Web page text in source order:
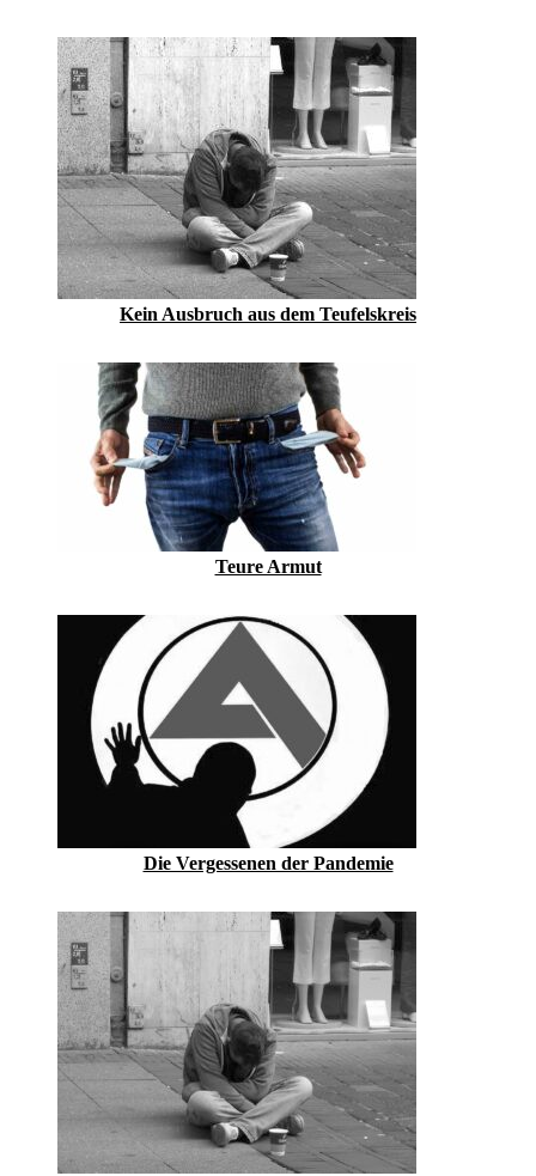
Kein Ausbruch aus dem Teufelskreis
Teure Armut
Die Vergessenen der Pandemie